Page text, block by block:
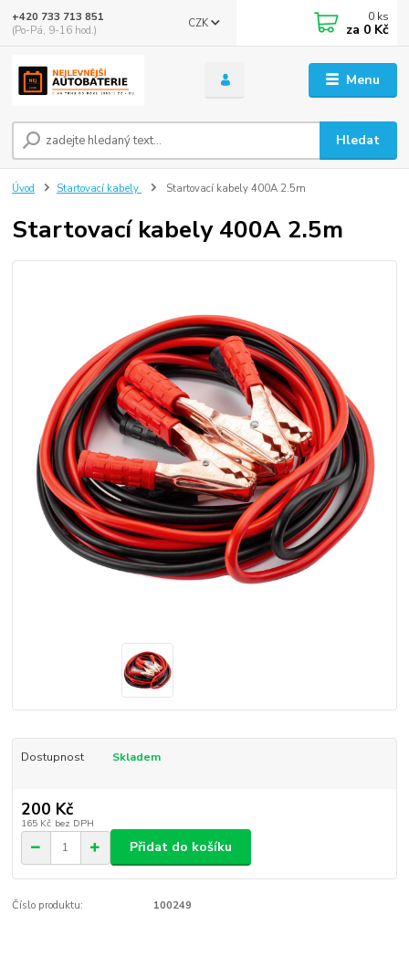
Menu
CZK
Hledat
+420 733 713 851
(Po-Pá, 9-16 hod.)
0 ks
za 0 Kč
Úvod Startovací kabely Startovací kabely 400A 2.5m
Startovací kabely 400A 2.5m
Dostupnost Skladem
200 Kč
165 Kč bez DPH
Přidat do košíku
Číslo produktu: 100249